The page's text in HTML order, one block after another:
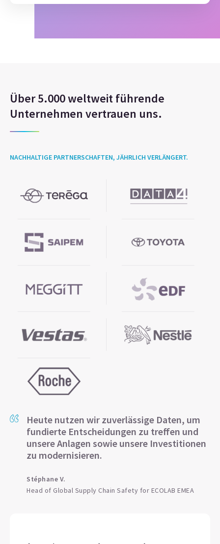
Über 5.000 weltweit führende
Unternehmen vertrauen uns.
NACHHALTIGE PARTNERSCHAFTEN, JÄHRLICH VERLÄNGERT.
Heute nutzen wir zuverlässige Daten, um
fundierte Entscheidungen zu treffen und
unsere Anlagen sowie unsere Investitionen
zu modernisieren.
Stéphane V.
Head of Global Supply Chain Safety for ECOLAB EMEA